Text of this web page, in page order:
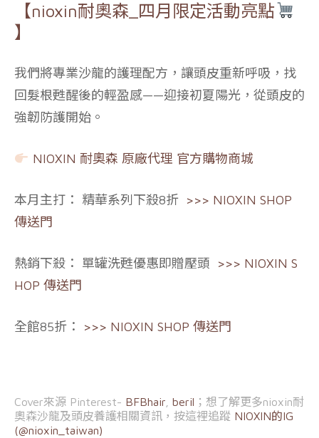
【nioxin耐奧森_四月限定活動亮點
】
我們將專業沙龍的護理配方，讓頭皮重新呼吸，找
回髮根甦醒後的輕盈感——迎接初夏陽光，從頭皮的
強韌防護開始。
NIOXIN 耐奧森 原廠代理 官方購物商城
本月主打： 精華系列下殺8折 >>> NIOXIN SHOP
傳送門
熱銷下殺： 單罐洗甦優惠即贈壓頭 >>> NIOXIN S
HOP 傳送門
全館85折： >>> NIOXIN SHOP 傳送門
Cover來源 Pinterest- BFBhair beril ； 想了解更多nioxin耐
奧森沙龍及頭皮養護相關資訊，按這裡追蹤 NIOXIN的IG
(@nioxin_taiwan)